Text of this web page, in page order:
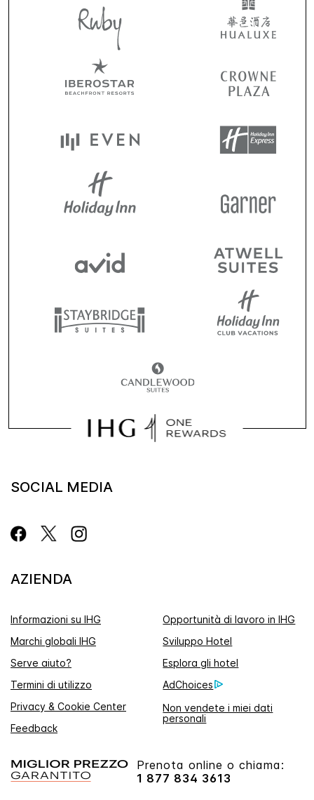
SOCIAL MEDIA
AZIENDA
Informazioni su IHG
Opportunità di lavoro in IHG
Marchi globali IHG
Sviluppo Hotel
Serve aiuto?
Esplora gli hotel
Termini di utilizzo
AdChoices
Privacy & Cookie Center
Non vendete i miei dati
personali
Feedback
Prenota online o chiama:
1 877 834 3613